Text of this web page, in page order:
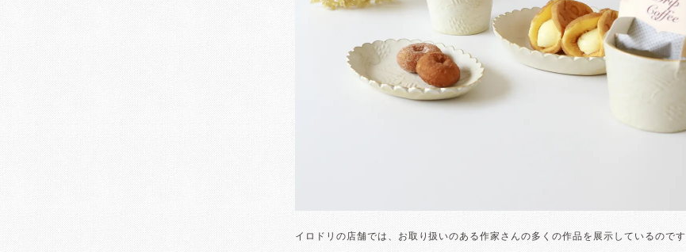
イロドリの店舗では、お取り扱いのある作家さんの多くの作品を展示しているのです